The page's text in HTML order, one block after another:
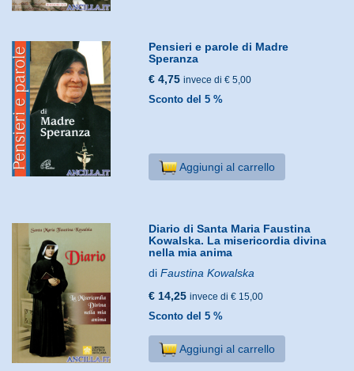
Pensieri e parole di Madre
Speranza
€ 4,75 invece di € 5,00
Sconto del 5 %
Aggiungi al carrello
Diario di Santa Maria Faustina
Kowalska. La misericordia divina
nella mia anima
diFaustina Kowalska
€ 14,25 invece di € 15,00
Sconto del 5 %
Aggiungi al carrello